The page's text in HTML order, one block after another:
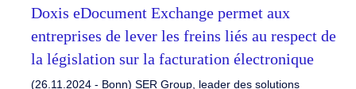
Doxis eDocument Exchange permet aux
entreprises de lever les freins liés au respect de
la législation sur la facturation électronique
(26.11.2024 - Bonn) SER Group, leader des solutions